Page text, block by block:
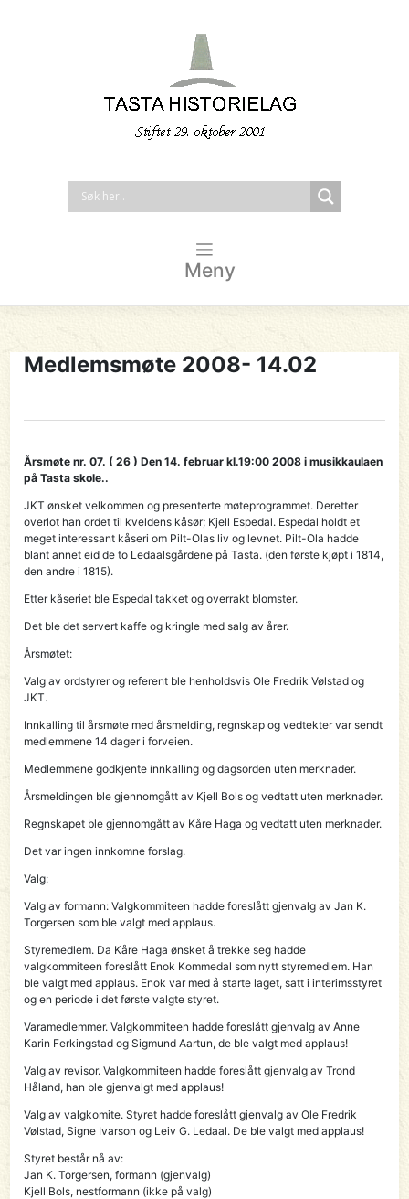
Meny
Medlemsmøte 2008- 14.02
Årsmøte nr. 07. ( 26 ) Den 14. februar kl.19:00 2008 i musikkaulaen
på Tasta skole..
JKT ønsket velkommen og presenterte møteprogrammet. Deretter
overlot han ordet til kveldens kåsør; Kjell Espedal. Espedal holdt et
meget interessant kåseri om Pilt-Olas liv og levnet. Pilt-Ola hadde
blant annet eid de to Ledaalsgårdene på Tasta. (den første kjøpt i 1814,
den andre i 1815).
Etter kåseriet ble Espedal takket og overrakt blomster.
Det ble det servert kaffe og kringle med salg av årer.
Årsmøtet:
Valg av ordstyrer og referent ble henholdsvis Ole Fredrik Vølstad og
JKT.
Innkalling til årsmøte med årsmelding, regnskap og vedtekter var sendt
medlemmene 14 dager i forveien.
Medlemmene godkjente innkalling og dagsorden uten merknader.
Årsmeldingen ble gjennomgått av Kjell Bols og vedtatt uten merknader.
Regnskapet ble gjennomgått av Kåre Haga og vedtatt uten merknader.
Det var ingen innkomne forslag.
Valg:
Valg av formann: Valgkommiteen hadde foreslått gjenvalg av Jan K.
Torgersen som ble valgt med applaus.
Styremedlem. Da Kåre Haga ønsket å trekke seg hadde
valgkommiteen foreslått Enok Kommedal som nytt styremedlem. Han
ble valgt med applaus. Enok var med å starte laget, satt i interimsstyret
og en periode i det første valgte styret.
Varamedlemmer. Valgkommiteen hadde foreslått gjenvalg av Anne
Karin Ferkingstad og Sigmund Aartun, de ble valgt med applaus!
Valg av revisor. Valgkommiteen hadde foreslått gjenvalg av Trond
Håland, han ble gjenvalgt med applaus!
Valg av valgkomite. Styret hadde foreslått gjenvalg av Ole Fredrik
Vølstad, Signe Ivarson og Leiv G. Ledaal. De ble valgt med applaus!
Styret består nå av:
Jan K. Torgersen, formann (gjenvalg)
Kjell Bols, nestformann (ikke på valg)